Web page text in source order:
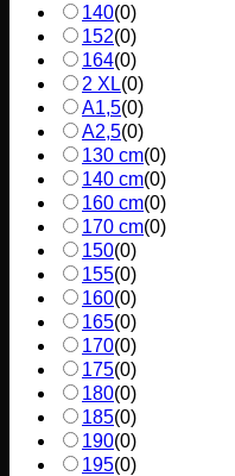
140(0)
152(0)
164(0)
2 XL(0)
A1,5(0)
A2,5(0)
130 cm(0)
140 cm(0)
160 cm(0)
170 cm(0)
150(0)
155(0)
160(0)
165(0)
170(0)
175(0)
180(0)
185(0)
190(0)
195(0)